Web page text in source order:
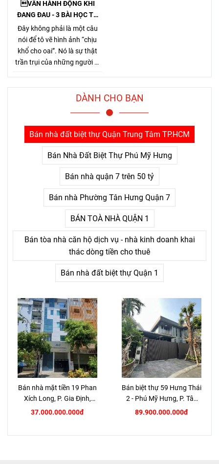
VẪN HÀNH ĐỘNG KHI
ĐANG ĐAU - 3 BÀI HỌC TỪ
TỶ PHÚ JENSEN HUANG
Đây không phải là một câu
nói để tô vẽ hình ảnh “chịu
khổ cho oai”. Nó là sự thật
trần trụi của những người đi
người chỉ nhận ra sau khi đã
phải là khó khăn lớn, mà là
nỗi đau kéo dài không thấy
điểm kết.
DÀNH CHO BẠN
Bán nhà đất biệt thự Quận Trung Tâm TP.HCM
Bán Nhà Đất Biệt Thự Phú Mỹ Hưng
Bán nhà quận 7 trên 50 tỷ
Bán nhà Phường Tân Hưng Quận 7
BÁN TOÀ NHÀ QUẬN 1
Bán tòa nhà căn hộ dịch vụ - nhà kinh doanh khai
thác dòng tiền cho thuê
Bán nhà đất biệt thự Quận 1
Bán nhà mặt tiền 19 Phan
Xích Long, P. Gia Định,
TP.HCM
37.000.000.000đ
Bán biệt thự 59 Hưng Thái
2 - Phú Mỹ Hưng, P. Tân
Hưng, Quận 7
89.900.000.000đ